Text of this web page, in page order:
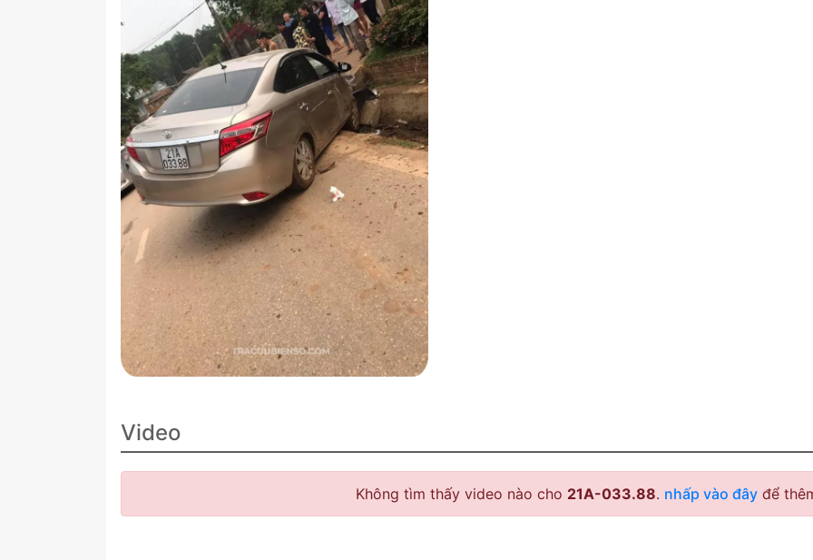
Video
Không tìm thấy video nào cho 21A-033.88. nhấp vào đâyđể